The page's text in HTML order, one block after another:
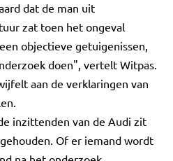
dat de man uit
zat toen het ongeval
objectieve getuigenissen,
doen", vertelt Witpas.
aan de verklaringen van
inzittenden van de Audi zit
Of er iemand wordt